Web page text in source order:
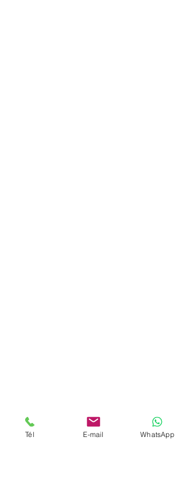
Tél E-mail WhatsApp